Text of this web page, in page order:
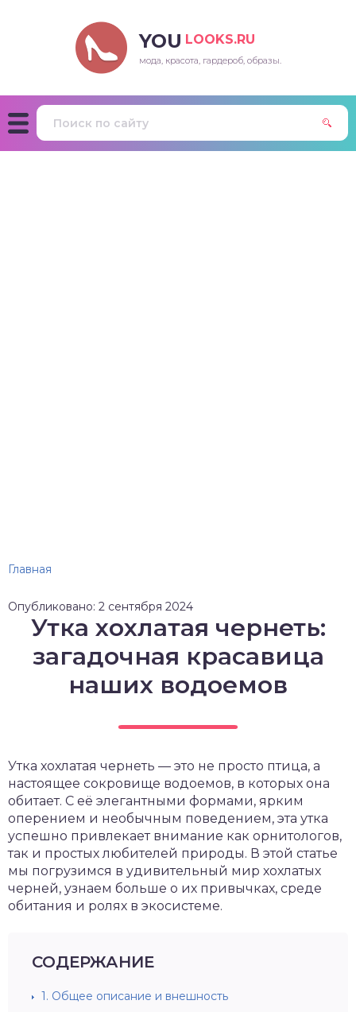
YOU LOOKS.RU
мода, красота, гардероб, образы.
Главная
Опубликовано: 2 сентября 2024
Утка хохлатая чернеть:
загадочная красавица
наших водоемов
Утка хохлатая чернеть — это не просто птица, а
настоящее сокровище водоемов, в которых она
обитает. С её элегантными формами, ярким
оперением и необычным поведением, эта утка
успешно привлекает внимание как орнитологов,
так и простых любителей природы. В этой статье
мы погрузимся в удивительный мир хохлатых
черней, узнаем больше о их привычках, среде
обитания и ролях в экосистеме.
СОДЕРЖАНИЕ
1. Общее описание и внешность